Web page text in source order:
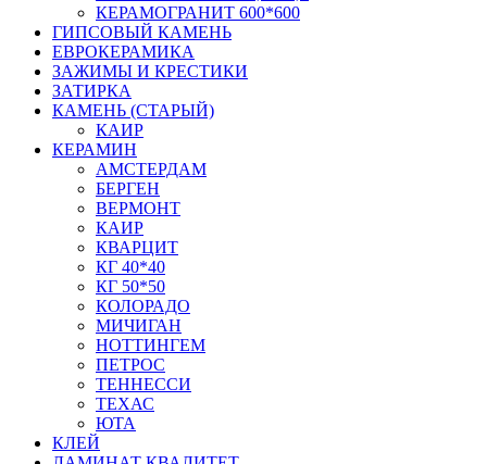
КЕРАМОГРАНИТ 600*600
ГИПСОВЫЙ КАМЕНЬ
ЕВРОКЕРАМИКА
ЗАЖИМЫ И КРЕСТИКИ
ЗАТИРКА
КАМЕНЬ (СТАРЫЙ)
КАИР
КЕРАМИН
АМСТЕРДАМ
БЕРГЕН
ВЕРМОНТ
КАИР
КВАРЦИТ
КГ 40*40
КГ 50*50
КОЛОРАДО
МИЧИГАН
НОТТИНГЕМ
ПЕТРОС
ТЕННЕССИ
ТЕХАС
ЮТА
КЛЕЙ